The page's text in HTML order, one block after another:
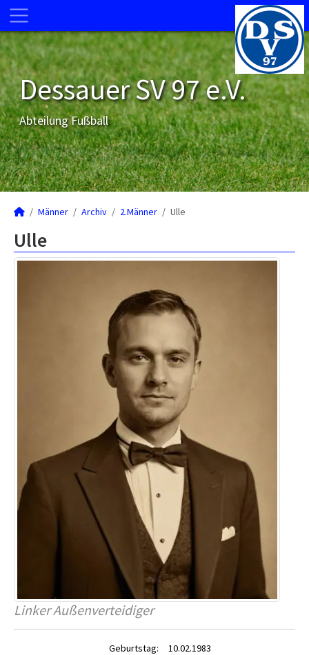
Dessauer SV 97 e.V.
Abteilung Fußball
Männer Archiv 2.Männer Ulle
Ulle
Linker Außenverteidiger
Geburtstag:
10.02.1983